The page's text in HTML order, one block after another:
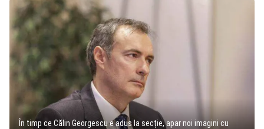
În timp ce Călin Georgescu e adus la secție, apar noi imagini cu